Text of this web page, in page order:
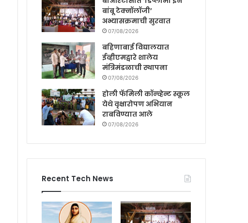
बांबू टेक्नॉलॉजी’
अभ्यासक्रमाची सुरवात
07/08/2026
बहिणाबाई विद्यालयात
ईव्हीएमद्वारे शालेय
मंत्रिमंडळाची स्थापना
07/08/2026
होली फॅमिली कॉन्व्हेन्ट स्कूल
येथे वृक्षारोपण अभियान
राबविण्यात आले
07/08/2026
Recent Tech News